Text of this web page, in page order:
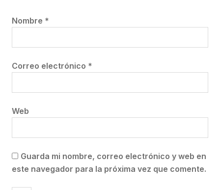
Nombre *
Correo electrónico *
Web
Guarda mi nombre, correo electrónico y web en
este navegador para la próxima vez que comente.